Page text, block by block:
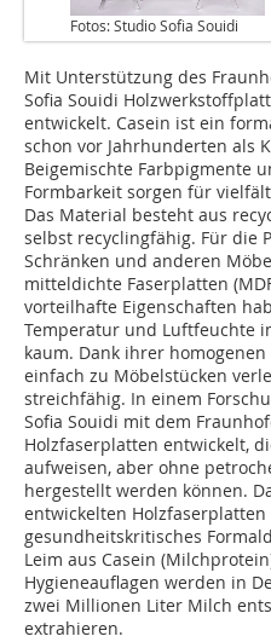
Fotos: Studio Sofia Souidi
Mit Unterstützung des
Sofia Souidi
entwickelt. Casein ist ein
schon vor Jahrhunderten als
Beigemischte Farbpigmente
Formbarkeit sorgen für
Das Material besteht aus
selbst recyclingfähig. Für die
Schränken und anderen
mitteldichte Faserplatten
vorteilhafte Eigenschaften
Temperatur und Luftfeuchte
kaum. Dank ihrer
einfach zu Möbelstücken
streichfähig. In einem
Sofia Souidi mit dem
Holzfaserplatten entwickelt,
aufweisen, aber ohne
hergestellt werden können.
entwickelten Holzfaserplatten
gesundheitskritisches
Leim aus Casein
Hygieneauflagen werden in
zwei Millionen Liter Milch
extrahieren.